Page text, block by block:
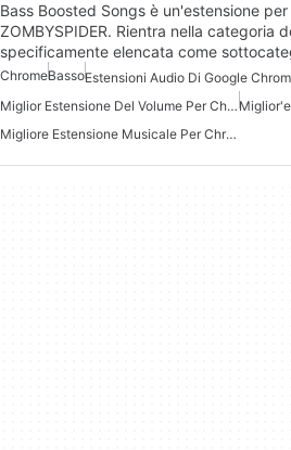
Bass Boosted Songs è un'estensione
ZOMBYSPIDER. Rientra nella categoria
specificamente elencata come
ChromeBassoEstensioni Audio Di Google
Miglior Estensione Del Volume Per Chrome
Migliore Estensione Musicale Per Chrome